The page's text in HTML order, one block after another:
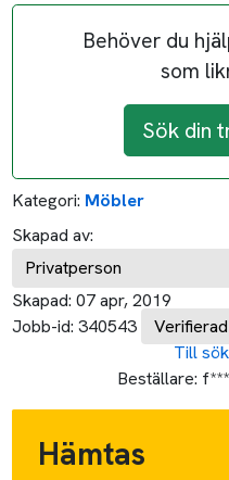
Behöver du
som
Sök din
Kategori: Möbler
Skapad av:
Privatperson
Skapad: 07 apr, 2019
Jobb-id: 340543 Verifierad
Till
Beställare:
Hämtas